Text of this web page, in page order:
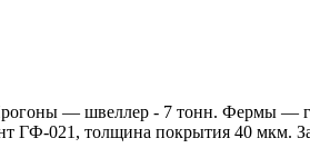
— швеллер - 7 тонн. Фермы
021, толщина покрытия 40 мкм.